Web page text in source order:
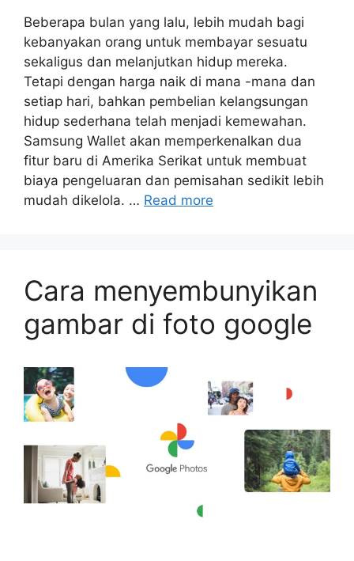
Beberapa bulan yang lalu, lebih mudah bagi
kebanyakan orang untuk membayar sesuatu
sekaligus dan melanjutkan hidup mereka.
Tetapi dengan harga naik di mana -mana dan
setiap hari, bahkan pembelian kelangsungan
hidup sederhana telah menjadi kemewahan.
Samsung Wallet akan memperkenalkan dua
fitur baru di Amerika Serikat untuk membuat
biaya pengeluaran dan pemisahan sedikit lebih
mudah dikelola. … Read more
Cara menyembunyikan
gambar di foto google